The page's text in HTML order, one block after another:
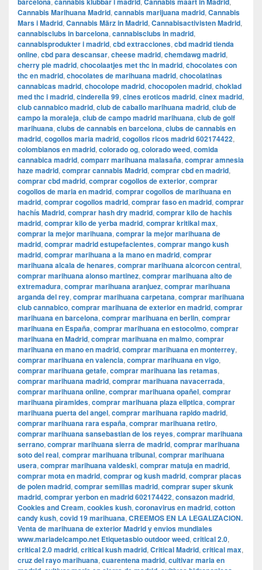
Cannabis Marihuana Madrid, cannabis marijuana madrid, Cannabis
Mars i Madrid, Cannabis März in Madrid, Cannabisactivisten Madrid,
cannabisclubs in barcelona, cannabisclubs in madrid,
cannabisprodukter i madrid, cbd extracciones, cbd madrid tienda
online, cbd para descansar, cheese madrid, chemdawg madrid,
cherry pie madrid, chocolaatjes met thc in madrid, chocolates con
thc en madrid, chocolates de marihuana madrid, chocolatinas
cannabicas madrid, chocolope madrid, chocopolen madrid, choklad
med thc i madrid, cinderella 99, cines eroticos madrid, cinex madrid,
club cannabico madrid, club de caballo marihuana madrid, club de
campo la moraleja, club de campo madrid marihuana, club de golf
marihuana, clubs de cannabis en barcelona, clubs de cannabis en
madrid, cogollos maria madrid, cogollos ricos madrid 602174422,
colombianos en madrid, colorado og, colorado weed, comida
cannabica madrid, comparr marihuana malasaña, comprar amnesia
haze madrid, comprar cannabis Madrid, comprar cbd en madrid,
comprar cbd madrid, comprar cogollos de exterior, comprar
cogollos de maria en madrid, comprar cogollos de marihuana en
madrid, comprar cogollos madrid, comprar faso en madrid, comprar
hachís Madrid, comprar hash dry madrid, comprar kilo de hachis
madrid, comprar kilo de yerba madrid, comprar kritikal max,
comprar la mejor marihuana, comprar la mejor marihuana de
madrid, comprar madrid estupefacientes, comprar mango kush
madrid, comprar marihuana a la mano en madrid, comprar
marihuana alcala de henares, comprar marihuana alcorcon central,
comprar marihuana alonso martinez, comprar marihuana alto de
extremadura, comprar marihuana aranjuez, comprar marihuana
arganda del rey, comprar marihuana carpetana, comprar marihuana
club cannabico, comprar marihuana de exterior en madrid, comprar
marihuana en barcelona, comprar marihuana en berlin, comprar
marihuana en España, comprar marihuana en estocolmo, comprar
marihuana en Madrid, comprar marihuana en malmo, comprar
marihuana en mano en madrid, comprar marihuana en monterrey,
comprar marihuana en valencia, comprar marihuana en vigo,
comprar marihuana getafe, comprar marihuana las retamas,
comprar marihuana madrid, comprar marihuana navacerrada,
comprar marihuana online, comprar marihuana opañel, comprar
marihuana pìramides, comprar marihuana plaza eliptica, comprar
marihuana puerta del angel, comprar marihuana rapido madrid,
comprar marihuana rara españa, comprar marihuana retiro,
comprar marihuana sansebastian de los reyes, comprar marihuana
serrano, comprar marihuana sierra de madrid, comprar marihuana
soto del real, comprar marihuana tribunal, comprar marihuana
usera, comprar marihuana valdeski, comprar matuja en madrid,
comprar mota en madrid, comprar og kush madrid, comprar placas
de polen madrid, comprar semillas madrid, comprar super skunk
madrid, comprar yerbon en madrid 602174422, consazon madrid,
Cookies and Cream, cookies kush, coronavirus en madrid, cotton
candy kush, covid 19 marihuana, CREEMOS EN LA LEGALIZACION.
Venta de marihuana de exterior Madrid y envios mundiales
www.mariadelcampo.net Etiquetasbio outdoor weed, critical 2.0,
critical 2.0 madrid, critical kush madrid, Critical Madrid, critical max,
cruz del rayo marihuana, cuarentena madrid, cultivar maria en